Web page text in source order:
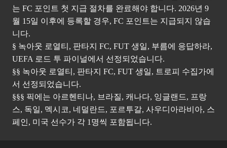
는 FC 포인트 첫 지급 절차를 완료해야 합니다. 2026년 9
월 15일 이후에 등록할 경우, FC 포인트는 지급되지 않습
니다.
§ 녹아웃 로열티, 판타지 FC, FUT 생일, 부름에 응답하라,
UEFA 로드 투 파이널에서 선정되었습니다.
§§ 녹아웃 로열티, 판타지 FC, FUT 생일, 트로피 수집가에
서 선정되었습니다.
§§§ 픽에는 아르헨티나, 브라질, 캐나다, 잉글랜드, 프랑
스, 독일, 멕시코, 네덜란드, 포르투갈, 사우디아라비아, 스
페인, 미국 선수가 각 1명씩 포함됩니다.